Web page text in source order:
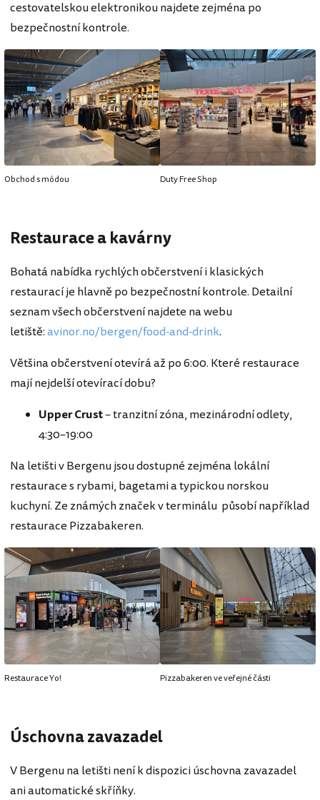
cestovatelskou elektronikou najdete zejména po
bezpečnostní kontrole.
Obchod s módou Duty Free Shop
Restaurace a kavárny
Bohatá nabídka rychlých občerstvení i klasických
restaurací je hlavně po bezpečnostní kontrole. Detailní
seznam všech občerstvení najdete na webu
letiště:avinor.no/bergen/food-and-drink.
Většina občerstvení otevírá až po 6:00. Které restaurace
mají nejdelší otevírací dobu?
UpperCrust– tranzitní zóna, mezinárodní odlety,
4:30–19:00
Na letišti v Bergenu jsou dostupné zejména lokální
restaurace s rybami, bagetami a typickou norskou
kuchyní. Ze známých značek v terminálu působí například
restaurace Pizzabakeren.
Restaurace Yo! Pizzabakeren ve veřejné části
Úschovna zavazadel
V Bergenu na letišti není k dispozici úschovna zavazadel
ani automatické skříňky.